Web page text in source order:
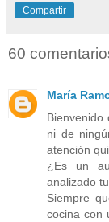
Compartir
60
María
ni de
atención
¿Es un
analizado
Siempre
cocina con